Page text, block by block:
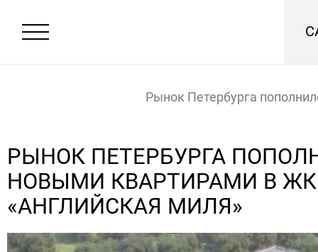
Рынок Петербурга
РЫНОК ПЕТЕРБУРГА
НОВЫМИ КВАРТИРАМИ В ЖК
«АНГЛИЙСКАЯ МИЛЯ»